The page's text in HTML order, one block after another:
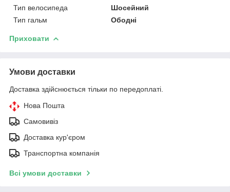
Тип велосипеда
Шосейний
Тип гальм
Ободні
Приховати
Умови доставки
Доставка здійснюється тільки по передоплаті.
Нова Пошта
Самовивіз
Доставка кур'єром
Транспортна компанія
Всі умови доставки